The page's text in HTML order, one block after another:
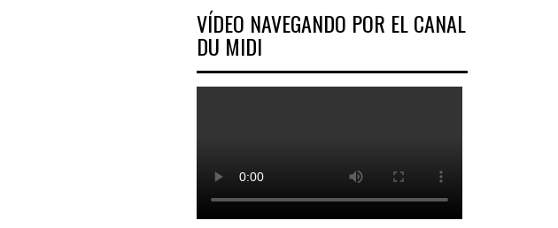
VÍDEO NAVEGANDO POR EL CANAL
DU MIDI